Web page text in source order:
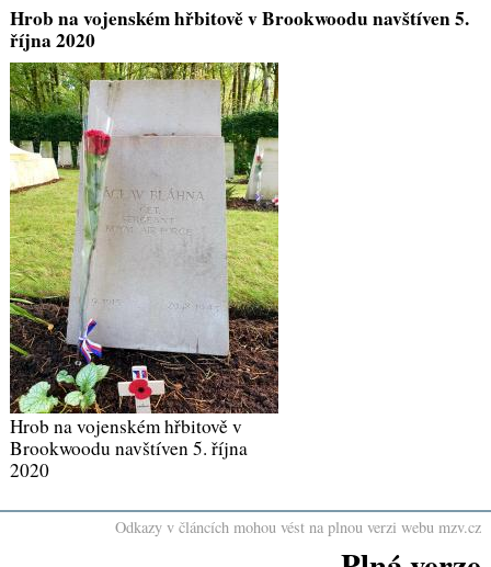
Hrob na vojenském hřbitově v Brookwoodu navštíven 5.
října 2020
Hrob na vojenském hřbitově v
Brookwoodu navštíven 5. října
2020
Odkazy v článcích mohou vést na plnou verzi webu mzv.cz